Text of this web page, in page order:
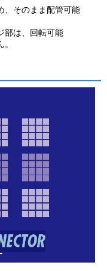
、そのまま配管可能
部は、回転可能